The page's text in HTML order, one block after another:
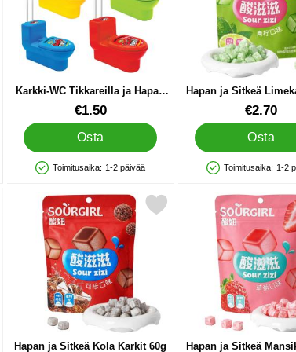
Karkki-WC Tikkareilla ja Hapan
Jauhe
Tuote.nro 89934€1.50
Osta
Saatavuus: Varastossa
Toimitusaika: 1-2 päivää
Hapan ja Sitkeä
Tuote.nro 89900€2.70
Osta
Saatavuus: Varastossa
Toimitusaika: 1-2
16 kpl 80g suosikiksi
Hapan ja Sitkeä Kola Karkit 60g
Merkitse hapan ja Sitkeä Kola Karkit 60g suosikiksi
Hapan ja Sitkeä
Merkitse hapan ja